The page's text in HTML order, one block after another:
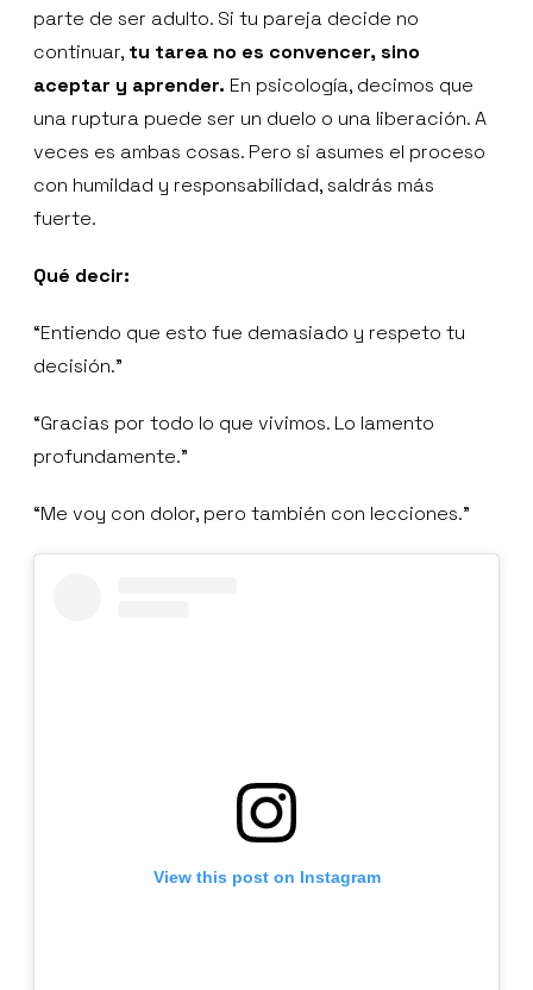
parte de ser adulto. Si tu pareja decide no
continuar, tu tarea no es convencer, sino
aceptar y aprender. En psicología, decimos que
una ruptura puede ser un duelo o una liberación. A
veces es ambas cosas. Pero si asumes el proceso
con humildad y responsabilidad, saldrás más
fuerte.
Qué decir:
“Entiendo que esto fue demasiado y respeto tu
decisión.”
“Gracias por todo lo que vivimos. Lo lamento
profundamente.”
“Me voy con dolor, pero también con lecciones.”
View this post on Instagram